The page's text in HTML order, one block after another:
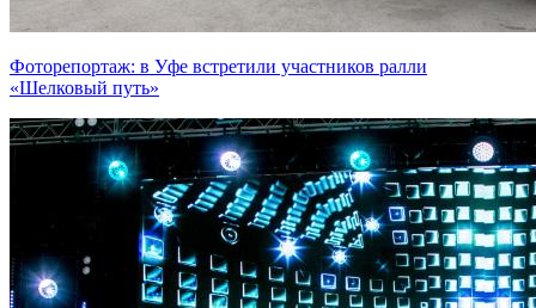
Фоторепортаж: в Уфе встретили участников ралли
«Шелковый путь»